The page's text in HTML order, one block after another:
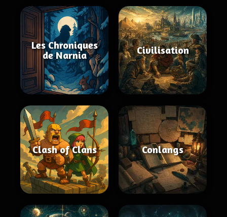
Les Chroniques
de Narnia
Civilisation
Clash of Clans Conlangs